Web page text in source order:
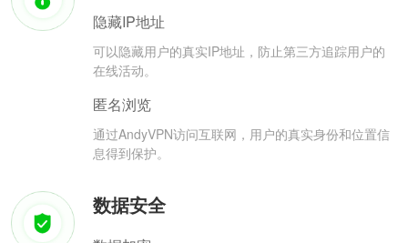
隐藏IP地址
可以隐藏用户的真实IP地址，防止第三方追踪用户的
在线活动。
匿名浏览
通过AndyVPN访问互联网，用户的真实身份和位置信
息得到保护。
数据安全